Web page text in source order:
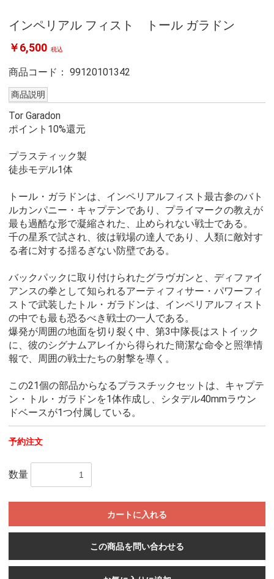
インペリアル フィスト トール ガラドン
￥6,500 税込
商品コード： 99120101342
商品説明
Tor Garadon
ポイント10%還元
プラスティック製
徒歩モデル1体
トール・ガラドンは、インペリアルフィスト最古参のバト
ルカンパニー・キャプテンであり、プライマークの教えが
最も過酷な形で凝縮された、止められない戦士である。
千の星系で試され、彼は戦場の達人であり、人類に敵対す
る者に対する揺るぎない防壁である。
バックパックに取り付けられたグラヴガンと、ディファイ
アンスの拳として知られるアーティフィサー・パワーフィ
ストで武装したトル・ガラドンは、インペリアルフィスト
の中でも最も恐るべき戦士の一人である。
爆発が周囲の地面を切り裂く中、第3中隊長はストイック
に、彼のシグナムアレイから得られた簡潔な命令と照準情
報で、周囲の戦士たちの射撃を導く。
この21個の部品からなるプラスチックセットは、キャプテ
ン・トル・ガラドンを1体作成し、シタデル40mmラウン
ドベースが1つ付属している。
予約注文
数量
カートに入れる
この商品を問い合わせる